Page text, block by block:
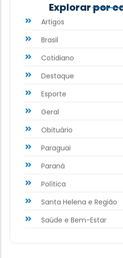
Explorar por
Artigos
Brasil
Cotidiano
Destaque
Esporte
Geral
Obituário
Paraguai
Paraná
Política
Santa Helena e Região
Saúde e Bem-Estar